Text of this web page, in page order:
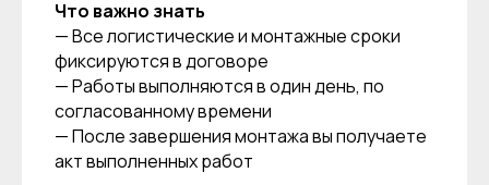
Что важно знать
— Все логистические и монтажные сроки
фиксируются в договоре
— Работы выполняются в один день, по
согласованному времени
— После завершения монтажа вы получаете
акт выполненных работ